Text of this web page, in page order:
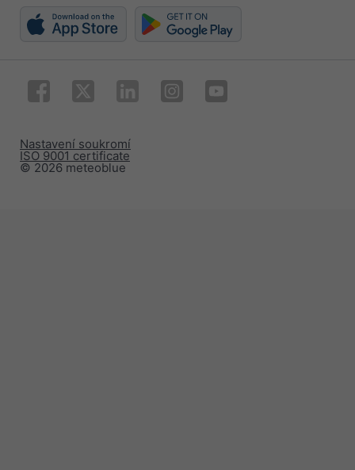
© 2026 meteoblue
ISO 9001 certificate
Nastavení soukromí